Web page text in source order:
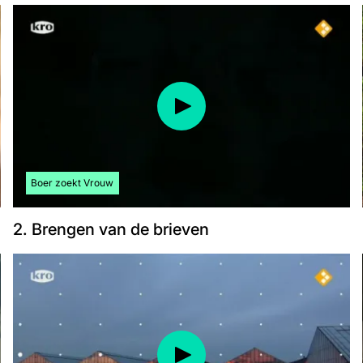
Bekijk meer artikelen over:
Boer zoekt Vrouw
2. Brengen van de brieven